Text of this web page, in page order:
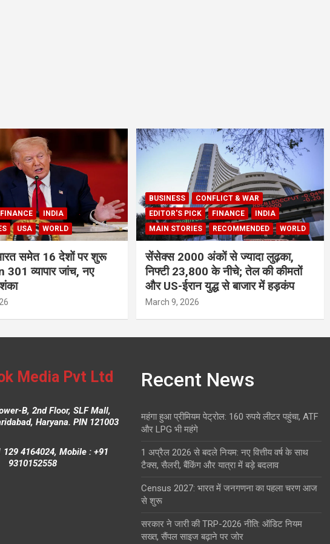
FINANCE
INDIA
USA WORLD
समेत 16 देशों पर शुरू
व्यापार जांच, नए
BUSINESS
CONFLICT & WAR
EDITOR'S PICK
FINANCE
INDIA
MAIN STORIES
RECOMMENDED WORLD
सेंसेक्स 2000 अंकों से ज्यादा लुढ़का,
निफ्टी 23,800 के नीचे; तेल की कीमतों
और US-ईरान युद्ध से बाजार में हड़कंप
March 9, 2026
Media Pvt Ltd
B, 2nd Floor, SLF Mall,
Haryana. PIN 121003
129 4164024, Mobile : +91
9310152558
Recent News
महंगा हुआ प्रीमियम पेट्रोल: 160 रुपये लीटर पहुंचा, ATF
और LPG भी महंगे
1 अप्रैल 2026 से बदले नियम: नए वित्तीय वर्ष के साथ
टैक्स, सैलरी, बैंकिंग और यात्रा में बड़े बदलाव
Census 2027: भारत में जनगणना का पहला चरण आज
से शुरू
सरकार ने जारी की TRP-2026 नीति: ऑडिट नियम
सख्त, सैंपल साइज बढ़ाने पर जोर